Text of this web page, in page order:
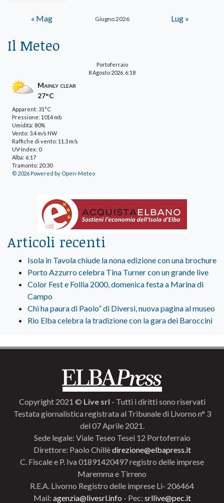
Giugno 2026
« Mag Lug »
Il Meteo
Portoferraio
8 Agosto 2026, 6:18
Mainly clear
27°C
Apparent: 31°C
Pressione: 1014 mb
Umidità: 80%
Vento: 3.4 m/s NW
Raffiche di vento: 11.3 m/s
UV-Index: 0
Alba: 6:17
Tramonto: 20:30
© 2026 Powered by Open-Meteo
Articoli recenti
Isola in Tavola chiude la nona edizione con una brochure
Porto Azzurro celebra Tina Turner con un grande live
Color Fest e Follia 2000, domenica festa a Marina di
Campo
Chi ha paura di Paolo” di Diversi, nuova pagina al museo
Rio Elba celebra la tradizione con la gara dei Baroccini
Copyright 2021 © Live srl - Tutti i diritti sono riservati
Testata giornalistica registrata al Tribunale di Livorno n° 3
del 07 Aprile 2021.
Sede legale: Viale Teseo Tesei 12 Portoferraio
Direttore: Paolo Chillèdirezione@elbapress.it
C. Fiscale e P. Iva 01891420497 registro delle imprese
Maremma e Tirreno
R.E.A. Livorno Registro delle imprese Li- 206464
Mail: agenzia@livesrl.info - Pec: srllive@pec.it